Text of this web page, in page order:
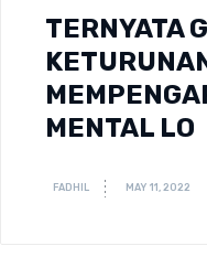
TERNYATA
MENTAL LO
FADHIL MAY 11, 2022